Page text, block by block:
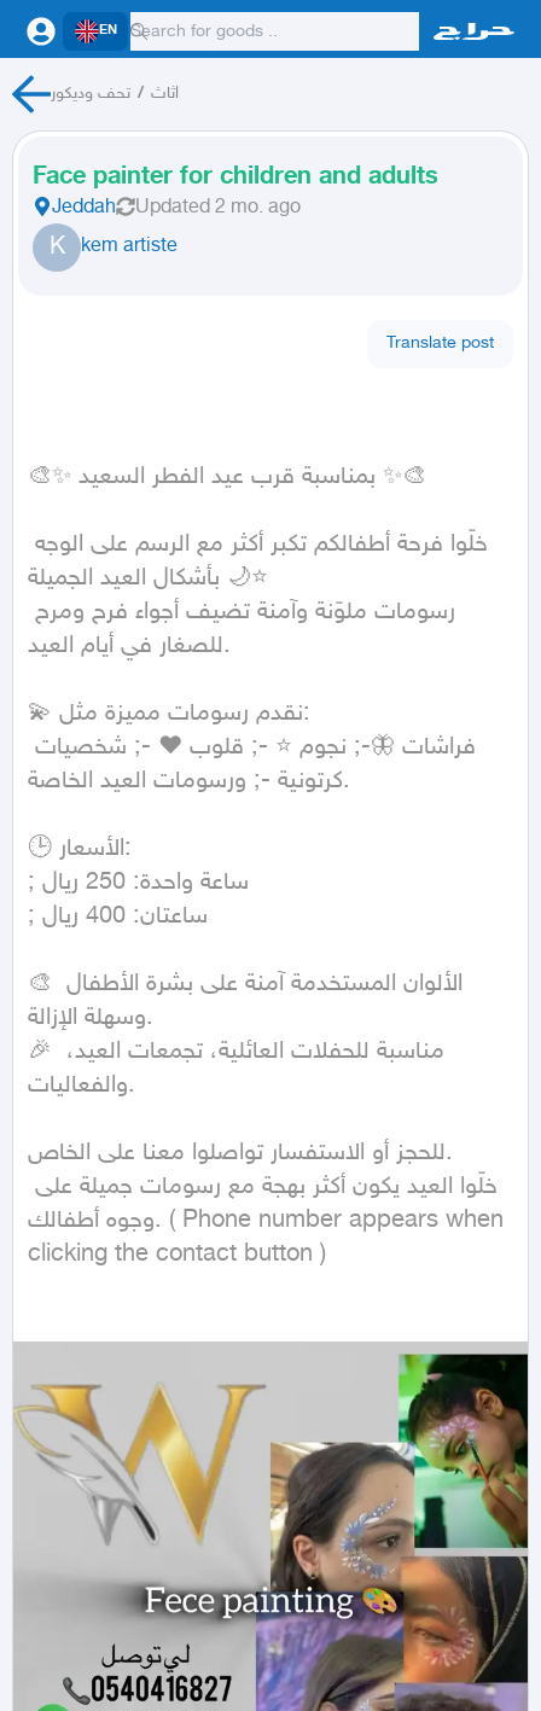
EN
تحف وديكور / اثاث
Face painter for children and adults
Jeddah Updated 2 mo. ago
K kem artiste
Translate post
🎨✨ بمناسبة قرب عيد الفطر السعيد ✨🎨
بأشكال العيد الجميلة 🌙⭐
للصغار في أيام العيد.
💫 نقدم رسومات مميزة مثل:
كرتونية -; ورسومات العيد الخاصة.
🕒 الأسعار:
; ساعة واحدة: 250 ريال
; ساعتان: 400 ريال
🎨 الألوان المستخدمة آمنة على بشرة الأطفال
وسهلة الإزالة.
🎉 مناسبة للحفلات العائلية، تجمعات العيد،
والفعاليات.
للحجز أو الاستفسار تواصلوا معنا على الخاص.
وجوه أطفالك. ( Phone number appears when
clicking the contact button )